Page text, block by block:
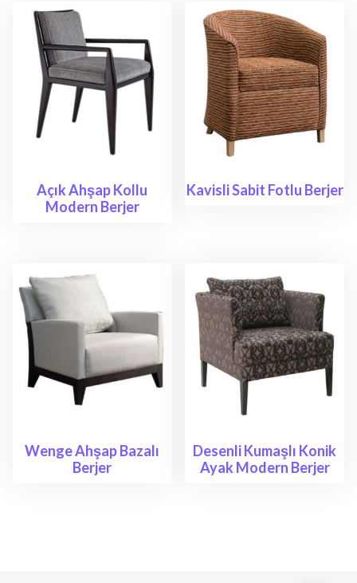
Açık Ahşap Kollu
Modern Berjer
Kavisli Sabit Fotlu Berjer
Wenge Ahşap Bazalı
Berjer
Desenli Kumaşlı Konik
Ayak Modern Berjer